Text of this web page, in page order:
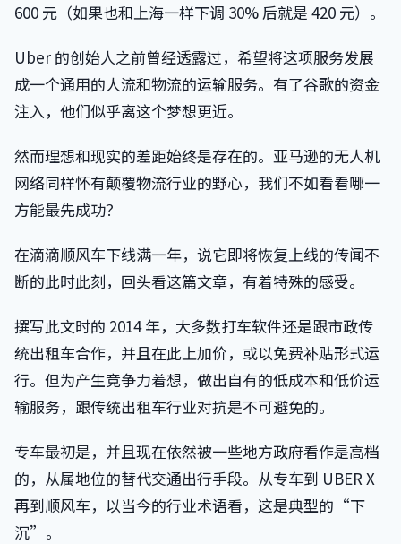
600 元（如果也和上海一样下调 30% 后就是 420 元）。
Uber 的创始人之前曾经透露过，希望将这项服务发展
成一个通用的人流和物流的运输服务。有了谷歌的资金
注入，他们似乎离这个梦想更近。
然而理想和现实的差距始终是存在的。亚马逊的无人机
网络同样怀有颠覆物流行业的野心，我们不如看看哪一
方能最先成功？
在滴滴顺风车下线满一年，说它即将恢复上线的传闻不
断的此时此刻，回头看这篇文章，有着特殊的感受。
撰写此文时的 2014 年，大多数打车软件还是跟市政传
统出租车合作，并且在此上加价，或以免费补贴形式运
行。但为产生竞争力着想，做出自有的低成本和低价运
输服务，跟传统出租车行业对抗是不可避免的。
专车最初是，并且现在依然被一些地方政府看作是高档
的，从属地位的替代交通出行手段。从专车到 UBER X
再到顺风车，以当今的行业术语看，这是典型的“下
沉”。